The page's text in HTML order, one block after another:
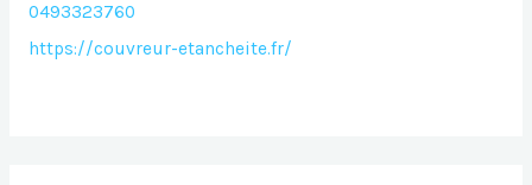
0493323760
https://couvreur-etancheite.fr/